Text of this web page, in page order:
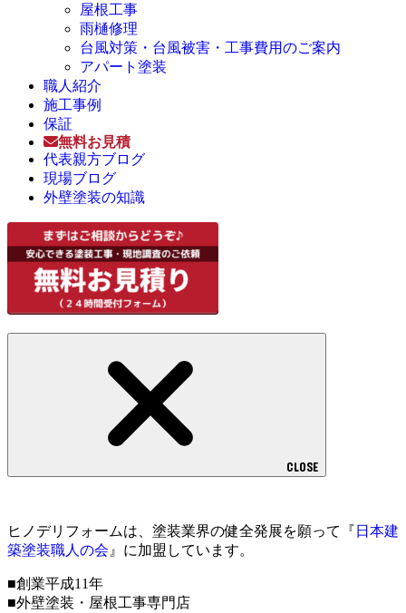
屋根工事
雨樋修理
台風対策・台風被害・工事費用のご案内
アパート塗装
職人紹介
施工事例
保証
無料お見積
代表親方ブログ
現場ブログ
外壁塗装の知識
CLOSE
ヒノデリフォームは、塗装業界の健全発展を願って『 日本建
築塗装職人の会 』に加盟しています。
■創業平成11年
■外壁塗装・屋根工事専門店